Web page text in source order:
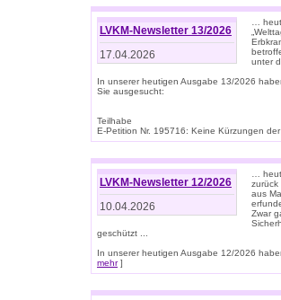
LVKM-Newsletter 13/2026
17.04.2026
…
unter
In unserer heutigen Ausgabe 13/2026
Sie ausgesucht:
Teilhabe
E-Petition Nr. 195716: Keine Kürzungen
LVKM-Newsletter 12/2026
10.04.2026
…
zurück
aus
Zwar
geschützt ...
In unserer heutigen Ausgabe 12/2026
mehr]